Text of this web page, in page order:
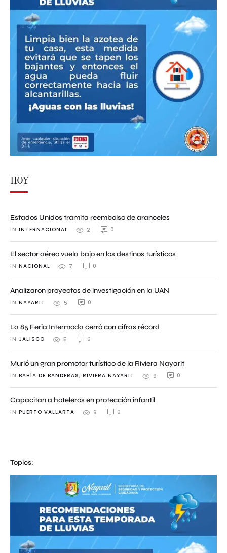
HOY
Estados Unidos tramita reembolso de aranceles
IN INTERNACIONAL 2 0
El sector aéreo vuela bajo en los destinos turísticos
IN NACIONAL 7 0
Analizaron proyectos de investigación en la UAN
IN NAYARIT 5 0
La 85 Feria Intermoda cerró con cifras récord
IN JALISCO 5 0
Murió un gran promotor turístico de la Riviera Nayarit
IN BAHÍA DE BANDERAS, RIVIERA NAYARIT 9 0
Capacitan a hoteleros en protección infantil
IN PUERTO VALLARTA 6 0
Topics: